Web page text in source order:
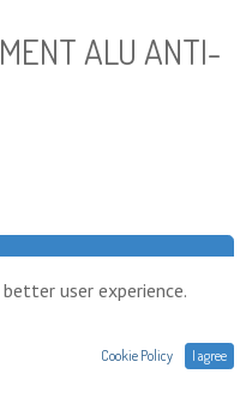
ALU ANTI-
panier
user experience.
Cookie Policy I agree